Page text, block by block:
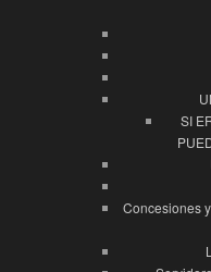
SI
Concesiones